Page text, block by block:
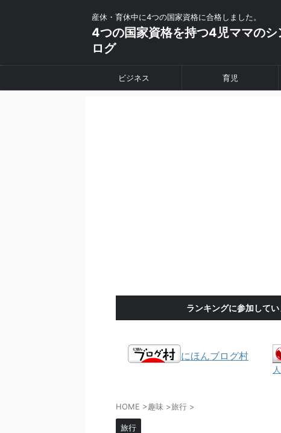
産休・育休中に4つの国家資格に合格しました。
4つの国家資格を持つ4児ママのシ
ログ
ビジネス 育児
ランキングに参加して
にほんブログ村
HOME >趣味 >旅行 >
旅行